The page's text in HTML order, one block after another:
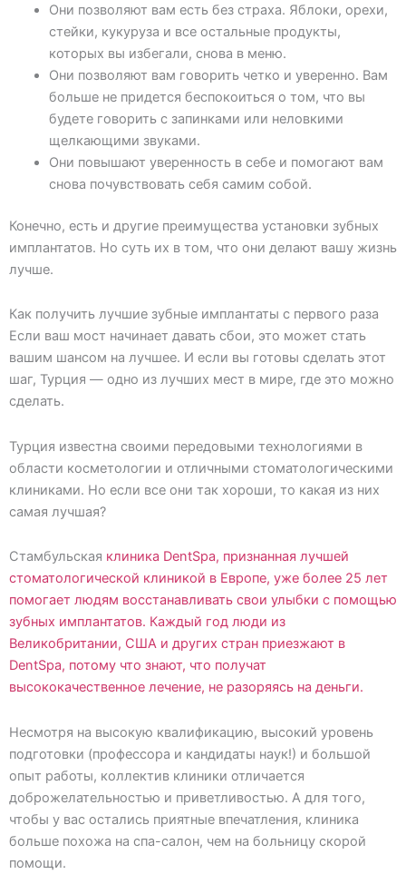
Они позволяют вам есть без страха. Яблоки, орехи,
стейки, кукуруза и все остальные продукты,
которых вы избегали, снова в меню.
Они позволяют вам говорить четко и уверенно. Вам
больше не придется беспокоиться о том, что вы
будете говорить с запинками или неловкими
щелкающими звуками.
Они повышают уверенность в себе и помогают вам
снова почувствовать себя самим собой.
Конечно, есть и другие преимущества установки зубных
имплантатов. Но суть их в том, что они делают вашу жизнь
лучше.
Как получить лучшие зубные имплантаты с первого раза
Если ваш мост начинает давать сбои, это может стать
вашим шансом на лучшее. И если вы готовы сделать этот
шаг, Турция — одно из лучших мест в мире, где это можно
сделать.
Турция известна своими передовыми технологиями в
области косметологии и отличными стоматологическими
клиниками. Но если все они так хороши, то какая из них
самая лучшая?
Стамбульская клиника DentSpa, признанная лучшей
стоматологической клиникой в Европе, уже более 25 лет
помогает людям восстанавливать свои улыбки с помощью
зубных имплантатов. Каждый год люди из
Великобритании, США и других стран приезжают в
DentSpa, потому что знают, что получат
высококачественное лечение, не разоряясь на деньги.
Несмотря на высокую квалификацию, высокий уровень
подготовки (профессора и кандидаты наук!) и большой
опыт работы, коллектив клиники отличается
доброжелательностью и приветливостью. А для того,
чтобы у вас остались приятные впечатления, клиника
больше похожа на спа-салон, чем на больницу скорой
помощи.